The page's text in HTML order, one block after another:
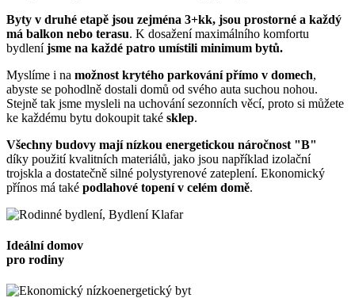
Byty v druhé etapě jsou zejména 3+kk, jsou prostorné a každý
má balkon nebo terasu. K dosažení maximálního komfortu
bydleníjsme na každé patro umístili minimum bytů.
Myslíme i na možnost krytého parkování přímo v domech,
abyste se pohodlně dostali domů od svého auta suchou nohou.
Stejně tak jsme mysleli na uchování sezonních věcí, proto si můžete
ke každému bytu dokoupit také sklep.
Všechny budovy mají nízkou energetickou náročnost "B"
díky použití kvalitních materiálů, jako jsou například izolační
trojskla a dostatečně silné polystyrenové zateplení. Ekonomický
přínos má také podlahové topení v celém domě.
Ideální domov
pro rodiny